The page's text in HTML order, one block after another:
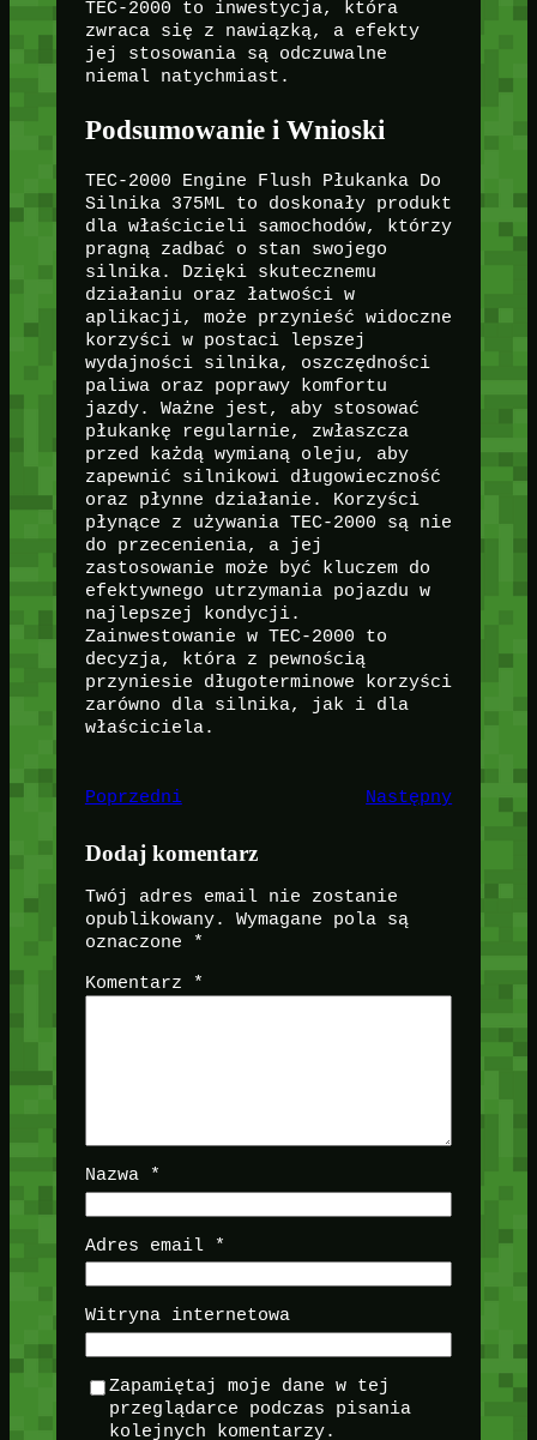
TEC-2000 to inwestycja, która
zwraca się z nawiązką, a efekty
jej stosowania są odczuwalne
niemal natychmiast.
Podsumowanie i Wnioski
TEC-2000 Engine Flush Płukanka Do
Silnika 375ML to doskonały produkt
dla właścicieli samochodów, którzy
pragną zadbać o stan swojego
silnika. Dzięki skutecznemu
działaniu oraz łatwości w
aplikacji, może przynieść widoczne
korzyści w postaci lepszej
wydajności silnika, oszczędności
paliwa oraz poprawy komfortu
jazdy. Ważne jest, aby stosować
płukankę regularnie, zwłaszcza
przed każdą wymianą oleju, aby
zapewnić silnikowi długowieczność
oraz płynne działanie. Korzyści
płynące z używania TEC-2000 są nie
do przecenienia, a jej
zastosowanie może być kluczem do
efektywnego utrzymania pojazdu w
najlepszej kondycji.
Zainwestowanie w TEC-2000 to
decyzja, która z pewnością
przyniesie długoterminowe korzyści
zarówno dla silnika, jak i dla
właściciela.
Poprzedni Następny
Dodaj komentarz
Twój adres email nie zostanie
opublikowany.
Wymagane pola są
oznaczone
*
Komentarz *
Nazwa *
Adres email *
Witryna internetowa
Zapamiętaj moje dane w tej
przeglądarce podczas pisania
kolejnych komentarzy.